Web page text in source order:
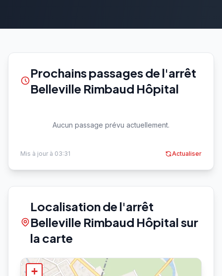
Prochains passages de l'arrêt
Belleville Rimbaud Hôpital
Aucun passage prévu actuellement.
Mis à jour à 03:31 Actualiser
Localisation de l'arrêt
Belleville Rimbaud Hôpital sur
la carte
+